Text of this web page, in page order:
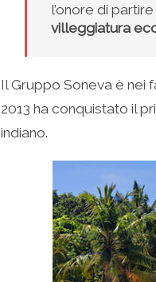
l’onore di
villeggiatura
Il Gruppo Soneva è nei
2013 ha conquistato il
indiano.